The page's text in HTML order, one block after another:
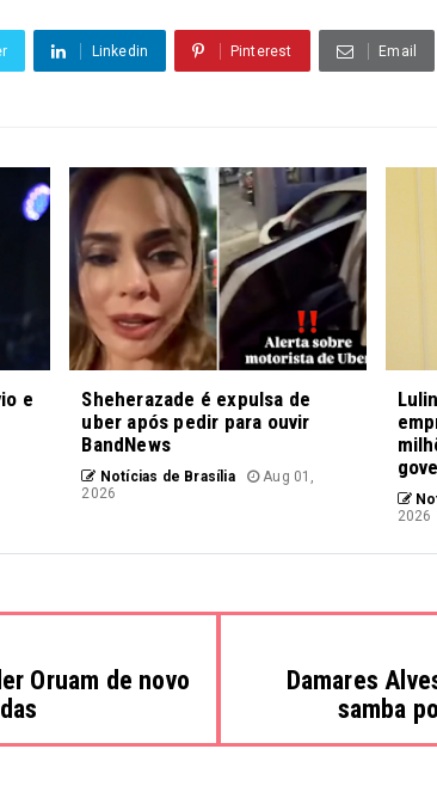
Linkedin Pinterest Email
e
Sheherazade é expulsa de
uber após pedir para ouvir
BandNews
Notícias de Brasília
Aug 01,
2026
2026
Oruam de novo
Damares
samba